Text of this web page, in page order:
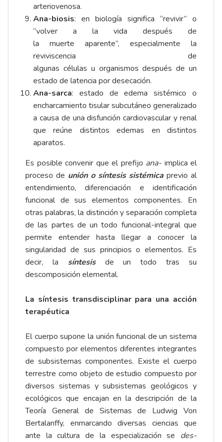
arteriovenosa.
Ana-biosis: en biología significa “revivir” o
“volver a la vida después de
la muerte aparente”, especialmente la
reviviscencia de
algunas células u organismos después de un
estado de latencia por desecación.
Ana-sarca: estado de edema sistémico o
encharcamiento tisular subcutáneo generalizado
a causa de una disfunción cardiovascular y renal
que reúne distintos edemas en distintos
aparatos.
Es posible convenir que el prefijo ana- implica el
proceso de unión o síntesis sistémica previo al
entendimiento, diferenciación e identificación
funcional de sus elementos componentes. En
otras palabras, la distinción y separación completa
de las partes de un todo funcional-integral que
permite entender hasta llegar a conocer la
singularidad de sus principios oelementos. Es
decir, la síntesisde un todo tras su
descomposición elemental.
La síntesis transdisciplinar para una acción
terapéutica
El cuerpo supone la unión funcional de un sistema
compuesto por elementos diferentes integrantes
de subsistemas componentes. Existe el cuerpo
terrestre como objeto de estudio compuesto por
diversos sistemas y subsistemas geológicos y
ecológicos que encajan en la descripción de la
Teoría General de Sistemas de Ludwig Von
Bertalanffy, enmarcando diversas ciencias que
ante la cultura de la especialización se des-